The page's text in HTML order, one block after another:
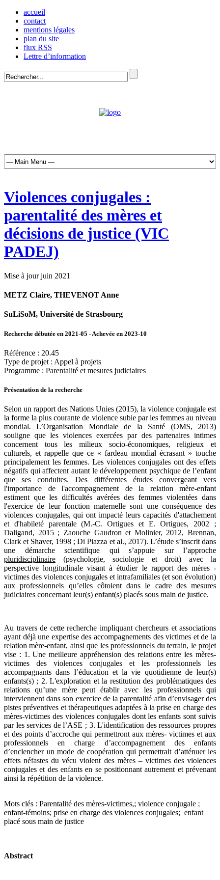
accueil
contact
mentions légales
plan du site
flux RSS
Lettre d’information
Violences conjugales :
parentalité des mères et
décisions de justice (VIC
PADEJ)
Mise à jour juin 2021
METZ Claire, THEVENOT Anne
SuLiSoM, Université de Strasbourg
Recherche débutée en 2021-05 - Achevée en 2023-10
Référence : 20.45
Type de projet : Appel à projets
Programme : Parentalité et mesures judiciaires
Présentation de la recherche
Selon un rapport des Nations Unies (2015), la violence conjugale est
la forme la plus courante de violence subie par les femmes au niveau
mondial. L’Organisation Mondiale de la Santé (OMS, 2013)
souligne que les violences exercées par des partenaires intimes
concernent tous les milieux socio-économiques, religieux et
culturels, et rappelle que ce « fardeau mondial écrasant » touche
principalement les femmes. Les violences conjugales ont des effets
négatifs qui affectent autant le développement psychique de l’enfant
que ses conduites. Des différentes études convergeant vers
l'importance de l'accompagnement de la relation mère-enfant
estiment que les difficultés avérées des femmes violentées dans
l'exercice de leur fonction maternelle sont une conséquence des
violences conjugales, qui ont impacté leurs capacités d'attachement
et d'habileté parentale (M.-C. Ortigues et E. Ortigues, 2002 ;
Daligand, 2015 ; Zaouche Gaudron et Molinier, 2012, Brennan,
Clark et Shaver, 1998 ; Di Piazza et al., 2017). L’étude s’inscrit dans
une démarche scientifique qui s’appuie sur l’approche
pluridisciplinaire (psychologie, sociologie et droit) avec la
perspective longitudinale visant à étudier le rapport des mères -
victimes des violences conjugales et intrafamiliales (et son évolution)
aux professionnels qu’elles côtoient dans le cadre des mesures
judiciaires concernant leur(s) enfant(s) placés sous main de justice.
Au travers de cette recherche impliquant chercheurs et associations
ayant déjà une expertise des accompagnements des victimes et de la
relation mère-enfant, ainsi que les professionnels du terrain, le projet
vise : 1. Une meilleure appréhension des relations entre les mères-
victimes des violences conjugales et les professionnels les
accompagnants dans l’éducation et la vie quotidienne de leur(s)
enfants(s) ; 2. L'exploration et la restitution des problématiques des
relations qu’une mère peut établir avec les professionnels qui
interviennent dans son exercice de la parentalité afin d’envisager des
pistes préventives et thérapeutiques adaptées à la prise en charge des
mères-victimes des violences conjugales dont les enfants sont suivis
par les services de l’ASE ; 3. L'identification des ressources propres
et des points d’accroche qui permettront aux mères- victimes et aux
professionnels en charge d’accompagnement des enfants
d’enclencher un mode de coopération qui permettrait d’atténuer les
effets néfastes du vécu violent des mères – victimes des violences
conjugales et des enfants en se positionnant autrement et prévenant
ainsi la répétition de la violence.
Mots clés : Parentalité des mères-victimes,; violence conjugale ;
enfant-témoins; prise en charge des violences conjugales; enfant
placé sous main de justice
Abstract